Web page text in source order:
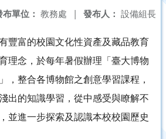
發布人： 設備組長
布單位： 教務處 |
豐富的校園文化性資產及藏品教育
理念，於每年暑假辦理「臺大博物
，整合各博物館之創意學習課程，
出的知識學習，從中感受與瞭解不
並進一步探索及認識本校校園歷史